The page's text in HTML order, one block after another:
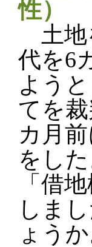
性）
土地
代を6
よう
てを
カ月
をし
「借
しま
ょうか